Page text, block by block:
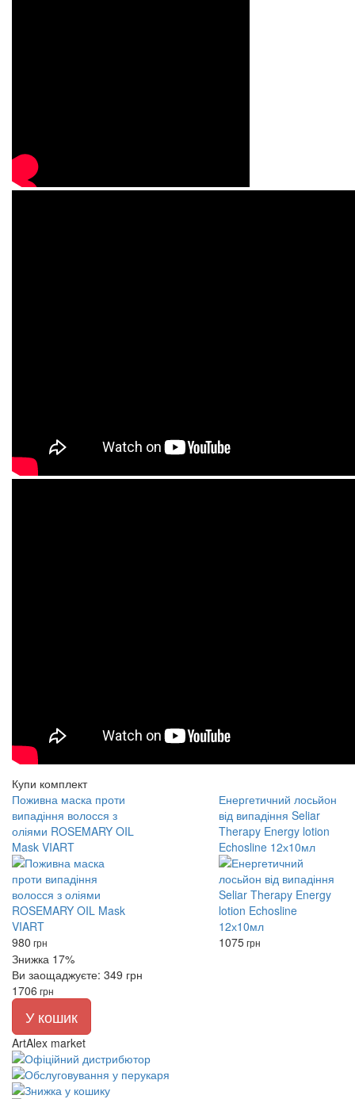
Купи комплект
Поживна маска проти
випадіння волосся з
оліями ROSEMARY OIL
Mask VIART
980 грн
Енергетичний лосьйон
від випадіння Seliar
Therapy Energy lotion
Echosline 12х10мл
1075грн
Знижка 17%
Ви заощаджуєте: 349 грн
1706 грн
У кошик
ArtAlex market